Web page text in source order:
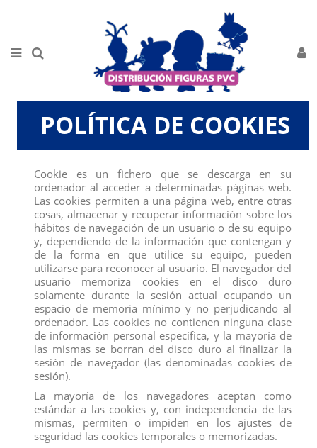
FIGURAS BULLYLAND RAYA Y EL ÚLTIMO DRAGÓN
FIGURA DRAGON
POLÍTICA DE COOKIES
Cookie es un fichero que se descarga en su
ordenador al acceder a determinadas páginas web.
Las cookies permiten a una página web, entre otras
cosas, almacenar y recuperar información sobre los
hábitos de navegación de un usuario o de su equipo
y, dependiendo de la información que contengan y
de la forma en que utilice su equipo, pueden
utilizarse para reconocer al usuario. El navegador del
usuario memoriza cookies en el disco duro
solamente durante la sesión actual ocupando un
espacio de memoria mínimo y no perjudicando al
ordenador. Las cookies no contienen ninguna clase
de información personal específica, y la mayoría de
las mismas se borran del disco duro al finalizar la
sesión de navegador (las denominadas cookies de
sesión).
La mayoría de los navegadores aceptan como
estándar a las cookies y, con independencia de las
mismas, permiten o impiden en los ajustes de
seguridad las cookies temporales o memorizadas.